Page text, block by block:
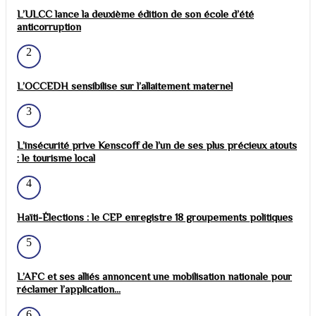
L’ULCC lance la deuxième édition de son école d’été
anticorruption
2
L’OCCEDH sensibilise sur l’allaitement maternel
3
L’insécurité prive Kenscoff de l’un de ses plus précieux atouts
: le tourisme local
4
Haïti-Élections : le CEP enregistre 18 groupements politiques
5
L’AFC et ses alliés annoncent une mobilisation nationale pour
réclamer l’application...